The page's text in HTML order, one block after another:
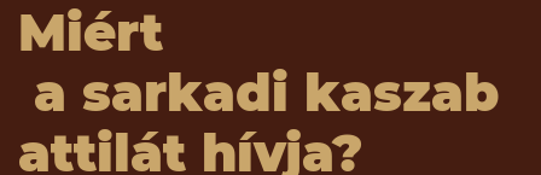
Miért
a sarkadi kaszab
attilát hívja?